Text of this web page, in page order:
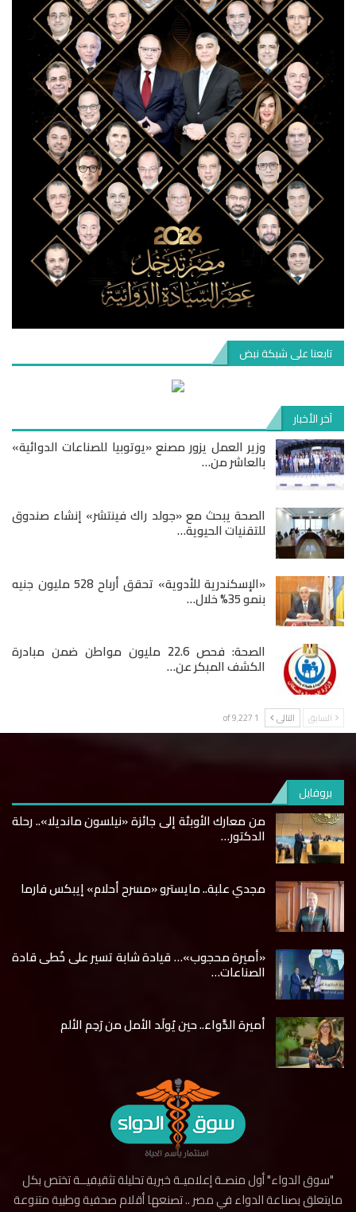
تابعنا على شبكة نبض
آخر الأخبار
وزير العمل يزور مصنع «يوتوبيا للصناعات الدوائية»
بالعاشر من…
الصحة يبحث مع «جولد راك فينتشر» إنشاء صندوق
للتقنيات الحيوية…
«الإسكندرية للأدوية» تحقق أرباح 528 مليون جنيه
بنمو 35% خلال…
الصحة: فحص 22.6 مليون مواطن ضمن مبادرة
الكشف المبكر عن…
السابق التالى 1 of 9٬227
بروفايل
من معارك الأوبئة إلى جائزة «نيلسون مانديلا».. رحلة
الدكتور…
مجدي علبة.. مايسترو «مسرح أحلام» إيبكس فارما
«أميرة محجوب»… قيادة شابة تسير على خُطى قادة
الصناعات…
أميرة الدَّواء.. حين يُولَد الأمل من رَحِم الألم
"سوق الدواء" أول منصـة إعلاميـة خبرية تحليلة تثقيفيــة تختص بكل
مايتعلق بصناعة الدواء في مصر .. تصنعها أقلام صحفية وطبية متنوعة